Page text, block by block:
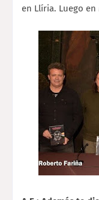
en Llíria. Luego